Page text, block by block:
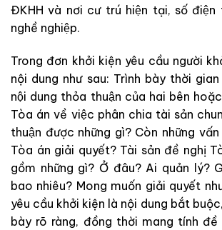
ĐKHH và nơi cư trú hiện tại, số điện
nghề nghiệp.
Trong đơn khởi kiện yêu cầu người
nội dung như sau: Trình bày thời
nội dung thỏa thuận của hai bên
Tòa án về việc phân chia tài sản
thuận được những gì? Còn những
Tòa án giải quyết? Tài sản đề nghị
gồm những gì? Ở đâu? Ai quản lý?
bao nhiêu? Mong muốn giải quyết
yêu cầu khởi kiện là nội dung bắt
bày rõ ràng, đồng thời mang tính